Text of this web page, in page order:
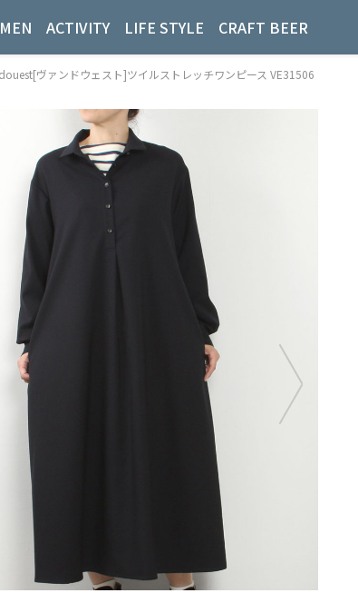
MEN ACTIVITY LIFE STYLE CRAFT BEER
ヴァンドウェスト]ツイルストレッチワンピース VE31506